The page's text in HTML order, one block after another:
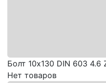
Болт 10х130 DIN 603 4.6
Нет товаров